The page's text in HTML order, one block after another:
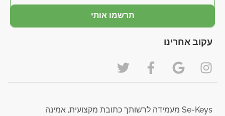
תרשמו אותי
עקוב אחרינו
Se-Keys מעמידה לרשותך כתובת מקצועית, אמינה